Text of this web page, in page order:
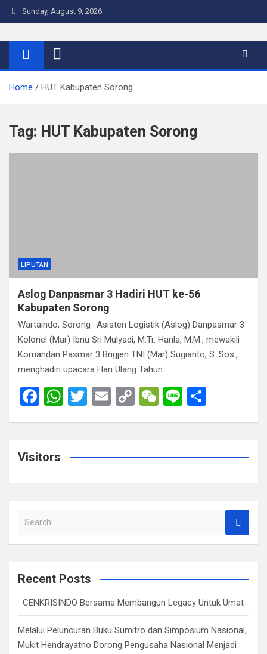
Skip
to
Sunday, August 9, 2026
Warta Indo
Home HUT Kabupaten Sorong
Tag: HUT Kabupaten Sorong
LIPUTAN
Aslog Danpasmar 3 Hadiri HUT ke-56
Kabupaten Sorong
Wartaindo, Sorong- Asisten Logistik (Aslog) Danpasmar 3
Kolonel (Mar) Ibnu Sri Mulyadi, M.Tr. Hanla, M.M., mewakili
Komandan Pasmar 3 Brigjen TNI (Mar) Sugianto, S. Sos.,
menghadiri upacara Hari Ulang Tahun…
F
b
W
s
T
er
E
C
Li
W
h
Li
e
Visitors
a
c
Recent Posts
CENKRISINDO Bersama Membangun Legacy Untuk Umat
Melalui Peluncuran Buku Sumitro dan Simposium Nasional,
Mukit Hendrayatno Dorong Pengusaha Nasional Menjadi